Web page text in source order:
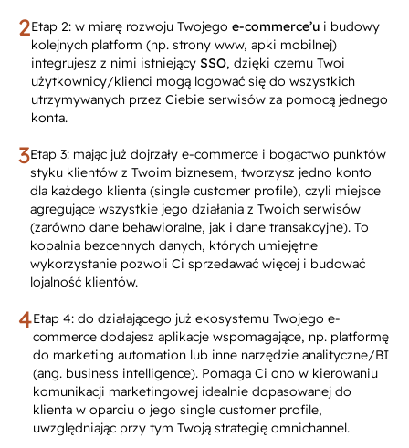
Etap 2: w miarę rozwoju Twojego e-commerce’u i budowy
kolejnych platform (np. strony www, apki mobilnej)
integrujesz z nimi istniejący SSO, dzięki czemu Twoi
użytkownicy/klienci mogą logować się do wszystkich
utrzymywanych przez Ciebie serwisów za pomocą jednego
konta.
Etap 3: mając już dojrzały e-commerce i bogactwo punktów
styku klientów z Twoim biznesem, tworzysz jedno konto
dla każdego klienta (single customer profile), czyli miejsce
agregujące wszystkie jego działania z Twoich serwisów
(zarówno dane behawioralne, jak i dane transakcyjne). To
kopalnia bezcennych danych, których umiejętne
wykorzystanie pozwoli Ci sprzedawać więcej i budować
lojalność klientów.
Etap 4: do działającego już ekosystemu Twojego e-
commerce dodajesz aplikacje wspomagające, np. platformę
do marketing automation lub inne narzędzie analityczne/BI
(ang. business intelligence). Pomaga Ci ono w kierowaniu
komunikacji marketingowej idealnie dopasowanej do
klienta w oparciu o jego single customer profile,
uwzględniając przy tym Twoją strategię omnichannel.